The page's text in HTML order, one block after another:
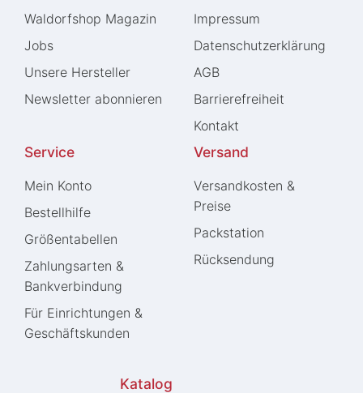
Waldorfshop Magazin
Jobs
Unsere Hersteller
Newsletter abonnieren
Impressum
Daten­schutz­erklärung
AGB
Barrierefreiheit
Kontakt
Service
Mein Konto
Bestellhilfe
Größentabellen
Zahlungsarten &
Bankverbindung
Für Einrichtungen &
Geschäftskunden
Versand
Versandkosten &
Preise
Packstation
Rücksendung
Katalog